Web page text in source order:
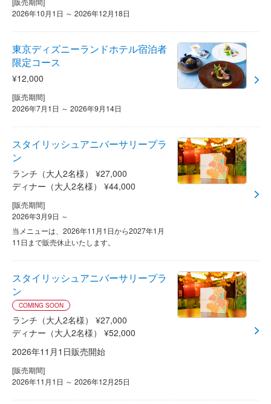
2026年10月1日 ～ 2026年12月18日
東京ディズニーランドホテル宿泊者
限定コース
¥12,000
[販売期間]
2026年7月1日 ～ 2026年9月14日
スタイリッシュアニバーサリープラ
ン
ランチ（大人2名様） ¥27,000
ディナー（大人2名様） ¥44,000
[販売期間]
2026年3月9日 ～
当メニューは、2026年11月1日から2027年1月
11日まで販売休止いたします。
スタイリッシュアニバーサリープラ
ン
COMING SOON
ランチ（大人2名様） ¥27,000
ディナー（大人2名様） ¥52,000
2026年11月1日販売開始
[販売期間]
2026年11月1日 ～ 2026年12月25日